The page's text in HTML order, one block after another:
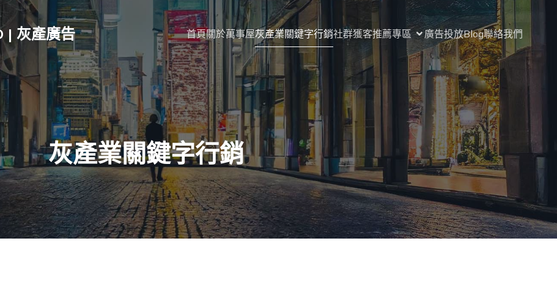
| 灰產廣告 首頁關於萬事屋灰產業關鍵字行銷社群獲客推薦專區 廣告投放Blog聯絡我們
灰產業關鍵字行銷